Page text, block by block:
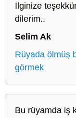
İlginize
dilerim..
Selim Ak
Rüyada ölmüş
görmek
Bu rüyamda iş